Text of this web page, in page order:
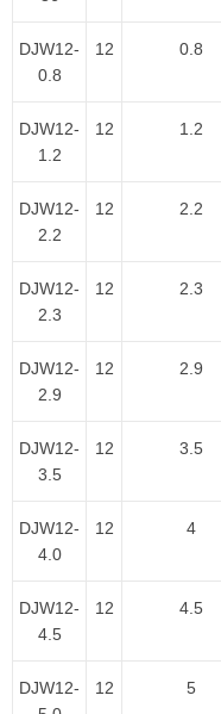
DJW12-
0.8
12 0.8
DJW12-
1.2
12 1.2
DJW12-
2.2
12 2.2
DJW12-
2.3
12 2.3
DJW12-
2.9
12 2.9
DJW12-
3.5
12 3.5
DJW12-
4.0
12 4
DJW12-
4.5
12 4.5
DJW12-
12 5